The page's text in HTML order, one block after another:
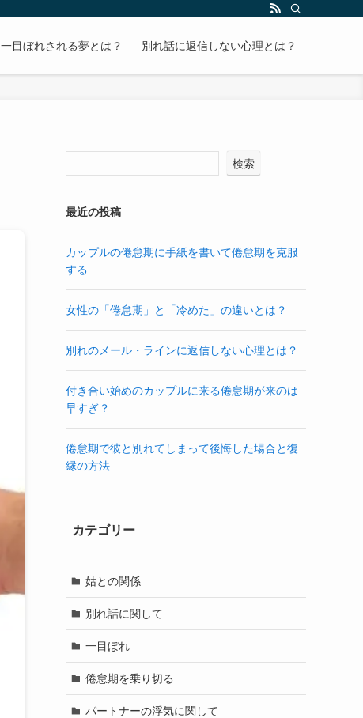
一目ぼれされる夢とは？ 別れ話に返信しない心理とは？
検索
最近の投稿
カップルの倦怠期に手紙を書いて倦怠期を克服
する
女性の「倦怠期」と「冷めた」の違いとは？
別れのメール・ラインに返信しない心理とは？
付き合い始めのカップルに来る倦怠期が来のは
早すぎ？
倦怠期で彼と別れてしまって後悔した場合と復
縁の方法
カテゴリー
姑との関係
別れ話に関して
一目ぼれ
倦怠期を乗り切る
パートナーの浮気に関して